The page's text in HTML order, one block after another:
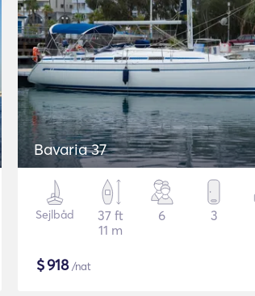
Bavaria 37
Sejlbåd
37 ft
11 m
6 3
$918/nat